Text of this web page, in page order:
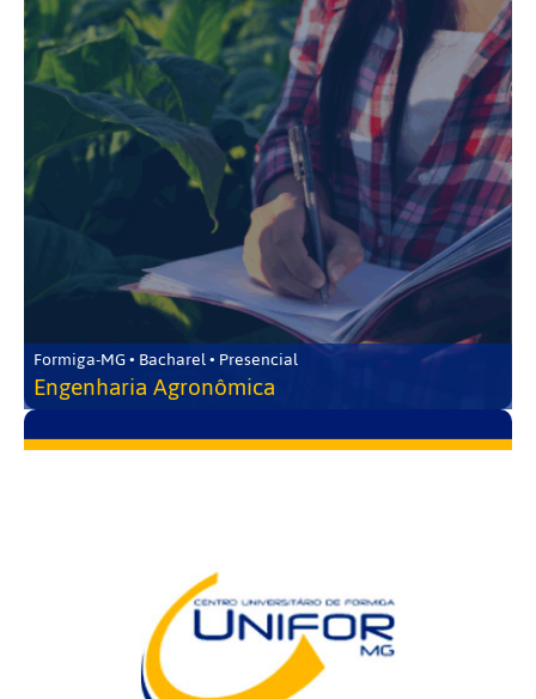
Formiga-MG • Bacharel • Presencial
Engenharia Agronômica